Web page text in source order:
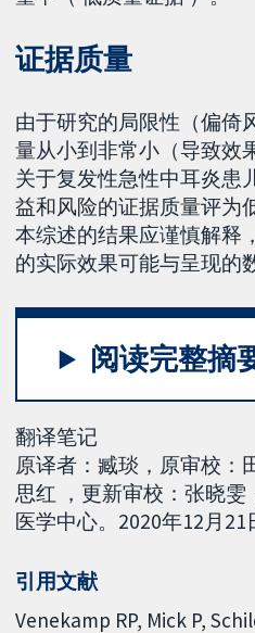
证据质量
由于研究的局限性（偏倚
量从小到非常小（导致效
关于复发性急性中耳炎患
益和风险的证据质量评为
本综述的结果应谨慎解释
的实际效果可能与呈现的
阅读完整摘
翻译笔记
原译者：臧琰，原审校：
思红 ，更新审校：张晓
医学中心。2020年12月21
引用文献
Venekamp RP, Mick P,